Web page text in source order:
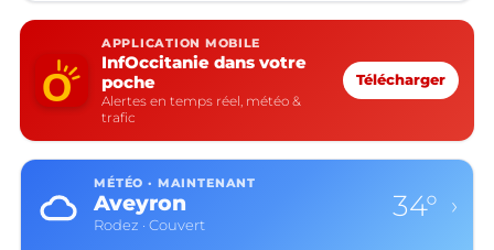
APPLICATION MOBILE
InfOccitanie dans votre
poche
Alertes en temps réel, météo &
trafic
Télécharger
MÉTÉO · MAINTENANT
Aveyron
Rodez · Couvert
34° ›